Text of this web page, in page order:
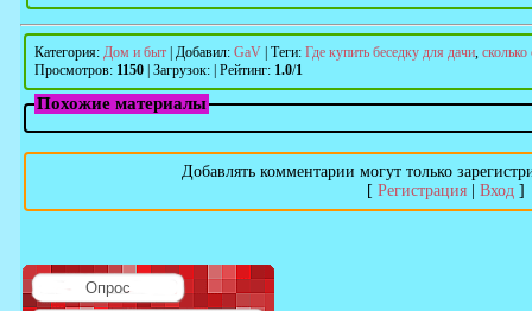
Категория: Дом и быт Добавил: GaV Теги: Где купить беседку для дачи, сколько
Просмотров: 1150 Загрузок: Рейтинг: 1.0/1
Похожие материалы
Добавлять комментарии могут только
[ Регистрация| Вход]
Опрос